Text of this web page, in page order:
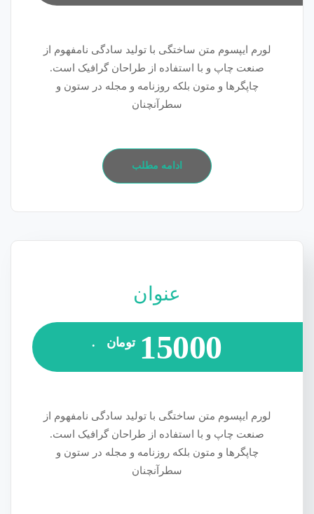
لورم ایپسوم متن ساختگی با تولید سادگی نامفهوم از
صنعت چاپ و با استفاده از طراحان گرافیک است.
چاپگرها و متون بلکه روزنامه و مجله در ستون و
سطرآنچنان
ادامه مطلب
عنوان
15000 تومان .
لورم ایپسوم متن ساختگی با تولید سادگی نامفهوم از
صنعت چاپ و با استفاده از طراحان گرافیک است.
چاپگرها و متون بلکه روزنامه و مجله در ستون و
سطرآنچنان